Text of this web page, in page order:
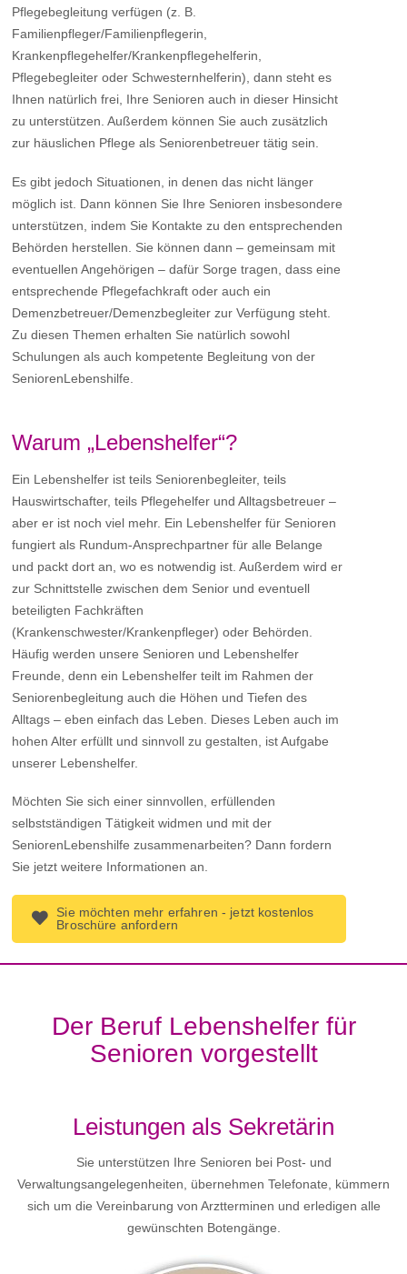
Pflegebegleitung verfügen (z. B.
Familienpfleger/Familienpflegerin,
Krankenpflegehelfer/Krankenpflegehelferin,
Pflegebegleiter oder Schwesternhelferin), dann steht es
Ihnen natürlich frei, Ihre Senioren auch in dieser Hinsicht
zu unterstützen. Außerdem können Sie auch zusätzlich
zur häuslichen Pflege als Seniorenbetreuer tätig sein.
Es gibt jedoch Situationen, in denen das nicht länger
möglich ist. Dann können Sie Ihre Senioren insbesondere
unterstützen, indem Sie Kontakte zu den entsprechenden
Behörden herstellen. Sie können dann – gemeinsam mit
eventuellen Angehörigen – dafür Sorge tragen, dass eine
entsprechende Pflegefachkraft oder auch ein
Demenzbetreuer/Demenzbegleiter zur Verfügung steht.
Zu diesen Themen erhalten Sie natürlich sowohl
Schulungen als auch kompetente Begleitung von der
SeniorenLebenshilfe.
Warum „Lebenshelfer“?
Ein Lebenshelfer ist teils Seniorenbegleiter, teils
Hauswirtschafter, teils Pflegehelfer und Alltagsbetreuer –
aber er ist noch viel mehr. Ein Lebenshelfer für Senioren
fungiert als Rundum-Ansprechpartner für alle Belange
und packt dort an, wo es notwendig ist. Außerdem wird er
zur Schnittstelle zwischen dem Senior und eventuell
beteiligten Fachkräften
(Krankenschwester/Krankenpfleger) oder Behörden.
Häufig werden unsere Senioren und Lebenshelfer
Freunde, denn ein Lebenshelfer teilt im Rahmen der
Seniorenbegleitung auch die Höhen und Tiefen des
Alltags – eben einfach das Leben. Dieses Leben auch im
hohen Alter erfüllt und sinnvoll zu gestalten, ist Aufgabe
unserer Lebenshelfer.
Möchten Sie sich einer sinnvollen, erfüllenden
selbstständigen Tätigkeit widmen und mit der
SeniorenLebenshilfe zusammenarbeiten? Dann fordern
Sie jetzt weitere Informationen an.
Sie möchten mehr erfahren - jetzt kostenlos
Broschüre anfordern
Der Beruf Lebenshelfer für
Senioren vorgestellt
Leistungen als Sekretärin
Sie unterstützen Ihre Senioren bei Post- und
Verwaltungsangelegenheiten, übernehmen Telefonate, kümmern
sich um die Vereinbarung von Arztterminen und erledigen alle
gewünschten Botengänge.